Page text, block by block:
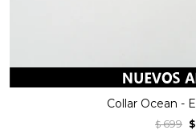
Collar Ocean -
$ 699 $